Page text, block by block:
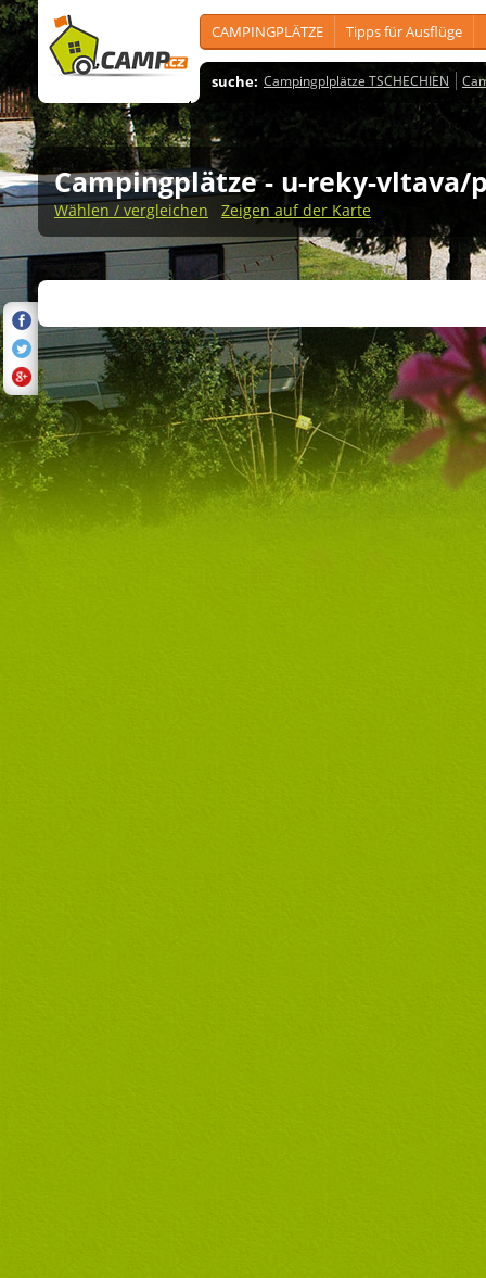
CAMPINGPLÄTZE Tipps für Ausflüge
suche: Campingplplätze TSCHECHIEN
Campingplätze - u-reky-vltava/
Wählen / vergleichen Zeigen auf der Karte